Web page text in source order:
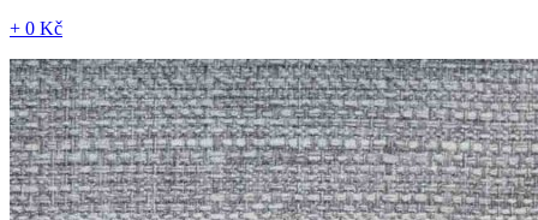
+ 0 Kč